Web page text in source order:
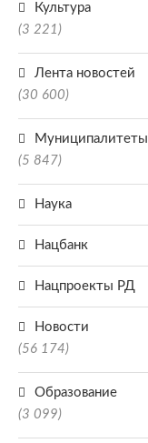
Культура
(3 221)
Лента новостей
(30 600)
Муниципалитеты
(5 847)
Наука
Нацбанк
Нацпроекты РД
Новости
(56 174)
Образование
(3 099)